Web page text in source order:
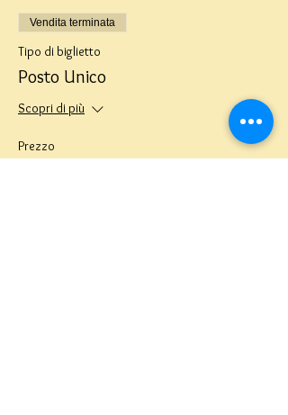
Vendita terminata
Tipo di biglietto
Posto Unico
Scopri di più
Prezzo